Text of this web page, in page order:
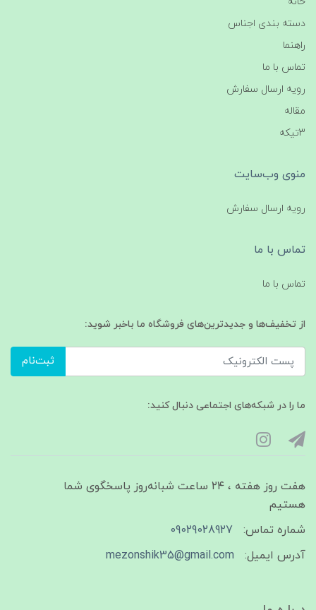
دسته بندی اجناس
راهنما
تماس با ما
رویه ارسال سفارش
مقاله
3تیکه
منوی وب‌سایت
رویه ارسال سفارش
تماس با ما
تماس با ما
از تخفیف‌ها و جدیدترین‌های فروشگاه ما باخبر شوید:
ثبت‌نام
ما را در شبکه‌های اجتماعی دنبال کنید:
هفت روز هفته ، ۲۴ ساعت شبانه‌روز پاسخگوی شما
هستیم
شماره تماس:
09029028927
آدرس ایمیل:
mezonshik35@gmail.com